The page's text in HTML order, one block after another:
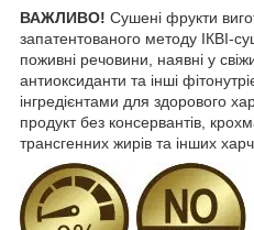
ВАЖЛИВО! Сушені фрукти
запатентованого методу ІКВІ-
поживні речовини, наявні у
антиоксиданти та інші
інгредієнтами для здорового
продукт без консервантів,
трансгенних жирів та інших